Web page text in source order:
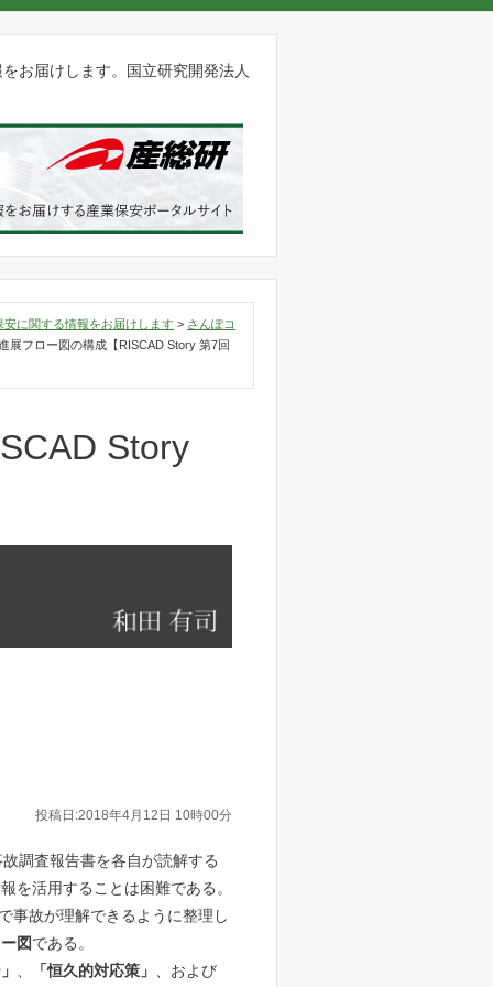
お届けします。国立研究開発法人
に関する情報をお届けします > さんぽコ
展フロー図の構成【RISCAD Story 第7回
Story
投稿日:2018年4月12日 10時00分
調査報告書を各自が読解する
を活用することは困難である。
事故が理解できるように整理し
図である。
、 「恒久的対応策」 、および